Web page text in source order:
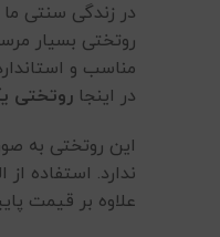
در زندگی سنتی
روتختی بسیار
مناسب و
در اینجا روتختی
ندارد. استفاده
علاوه بر قیمت